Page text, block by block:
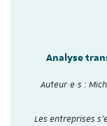
Analyse
Auteur·e·s :
Les entreprises